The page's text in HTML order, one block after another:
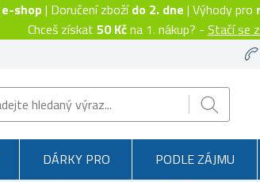
shop| Doručení zbožído 2. dne | Výhody pro
Chceš získat 50 Kčna 1. nákup? - Stačí se
DÁRKY PRO PODLE ZÁJMU